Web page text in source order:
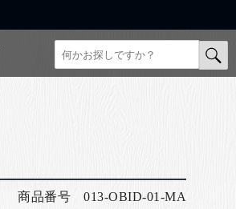
商品番号 013-OBID-01-MA